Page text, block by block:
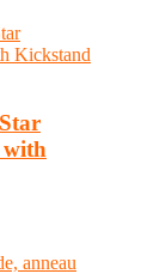
with